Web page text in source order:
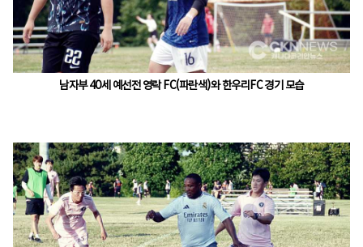
남자부 40세 예선전 영락 FC(파란색)와 한우리FC 경기 모습